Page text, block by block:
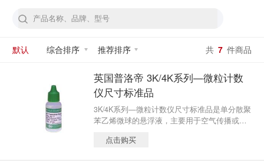
默认 综合排序 推荐排序 共 7 件商品
英国普洛帝 3K/4K系列—微粒计数
仪尺寸标准品
3K/4K系列—微粒计数仪尺寸标准品是单分散聚
苯乙烯微球的悬浮液，主要用于空气传播或液
标准与技术协会（NIST）可溯源至标准尺度。
点击购买